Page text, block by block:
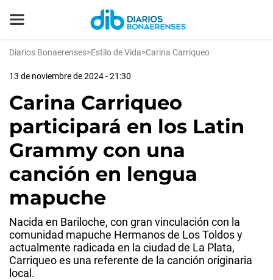
Diarios Bonaerenses>Estilo de Vida>Carina Carriqueo
13 de noviembre de 2024 - 21:30
Carina Carriqueo
participará en los Latin
Grammy con una
canción en lengua
mapuche
Nacida en Bariloche, con gran vinculación con la
comunidad mapuche Hermanos de Los Toldos y
actualmente radicada en la ciudad de La Plata,
Carriqueo es una referente de la canción originaria
local.